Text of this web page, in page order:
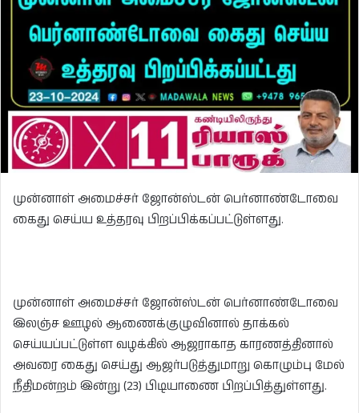
முன்னாள் அமைச்சர் ஜோன்ஸ்டன் பெர்னாண்டோவை
கைது செய்ய உத்தரவு பிறப்பிக்கப்பட்டுள்ளது.
முன்னாள் அமைச்சர் ஜோன்ஸ்டன் பெர்னாண்டோவை
இலஞ்ச ஊழல் ஆணைக்குழுவினால் தாக்கல்
செய்யப்பட்டுள்ள வழக்கில் ஆஜராகாத காரணத்தினால்
அவரை கைது செய்து ஆஜர்படுத்துமாறு கொழும்பு மேல்
நீதிமன்றம் இன்று (23) பிடியாணை பிறப்பித்துள்ளது.